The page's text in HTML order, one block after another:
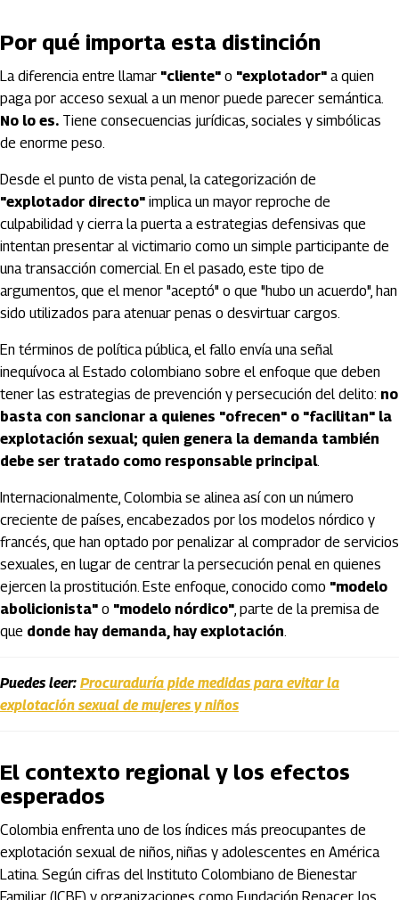
Por qué importa esta distinción
La diferencia entre llamar "cliente" o "explotador" a quien
paga por acceso sexual a un menor puede parecer semántica.
No lo es. Tiene consecuencias jurídicas, sociales y simbólicas
de enorme peso.
Desde el punto de vista penal, la categorización de
"explotador directo" implica un mayor reproche de
culpabilidad y cierra la puerta a estrategias defensivas que
intentan presentar al victimario como un simple participante de
una transacción comercial. En el pasado, este tipo de
argumentos, que el menor "aceptó" o que "hubo un acuerdo", han
sido utilizados para atenuar penas o desvirtuar cargos.
En términos de política pública, el fallo envía una señal
inequívoca al Estado colombiano sobre el enfoque que deben
tener las estrategias de prevención y persecución del delito: no
basta con sancionar a quienes "ofrecen" o "facilitan" la
explotación sexual; quien genera la demanda también
debe ser tratado como responsable principal.
Internacionalmente, Colombia se alinea así con un número
creciente de países, encabezados por los modelos nórdico y
francés, que han optado por penalizar al comprador de servicios
sexuales, en lugar de centrar la persecución penal en quienes
ejercen la prostitución. Este enfoque, conocido como "modelo
abolicionista" o "modelo nórdico", parte de la premisa de
que donde hay demanda, hay explotación.
Puedes leer: Procuraduría pide medidas para evitar la
explotación sexual de mujeres y niños
El contexto regional y los efectos
esperados
Colombia enfrenta uno de los índices más preocupantes de
explotación sexual de niños, niñas y adolescentes en América
Latina. Según cifras del Instituto Colombiano de Bienestar